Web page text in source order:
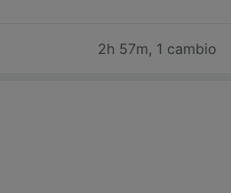
2h 57m, 1 cambio